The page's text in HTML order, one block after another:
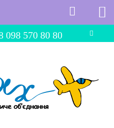
098 570 80 80